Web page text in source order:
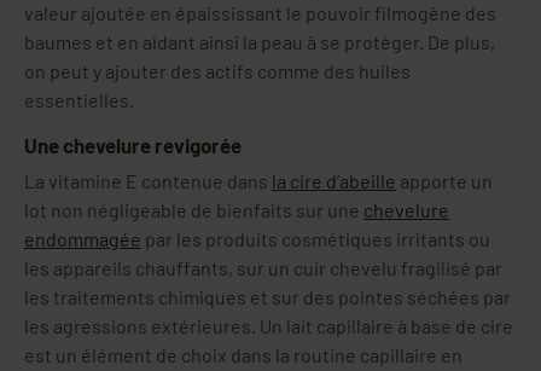
valeur ajoutée en épaississant le pouvoir filmogène des
baumes et en aidant ainsi la peau à se protéger. De plus,
on peut y ajouter des actifs comme des huiles
essentielles.
Une chevelure revigorée
La vitamine E contenue dans la cire d’abeille apporte un
lot non négligeable de bienfaits sur une chevelure
endommagée par les produits cosmétiques irritants ou
les appareils chauffants, sur un cuir chevelu fragilisé par
les traitements chimiques et sur des pointes séchées par
les agressions extérieures. Un lait capillaire à base de cire
est un élément de choix dans la routine capillaire en